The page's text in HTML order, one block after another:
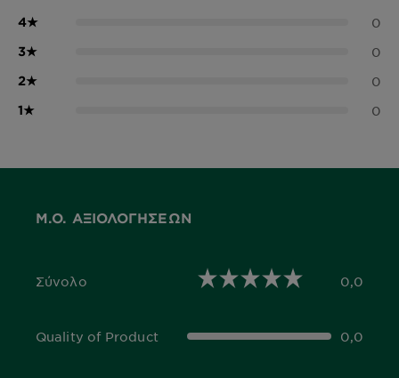
4★ 0
3★ 0
2★ 0
1★ 0
Μ.Ο. ΑΞΙΟΛΟΓΉΣΕΩΝ
Σύνολο
0,0 out of 5 stars 0,0
Quality of Product
0,0 out of 5 stars 0,0